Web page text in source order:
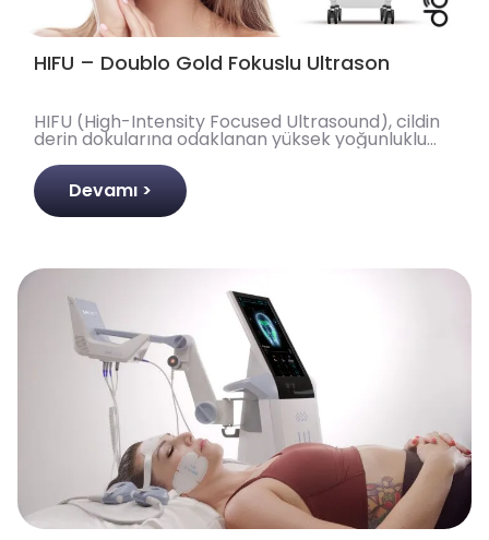
HIFU – Doublo Gold Fokuslu Ultrason
HIFU (High-Intensity Focused Ultrasound), cildin
derin dokularına odaklanan yüksek yoğunluklu
ultrason enerjisi ile kolajen üretimini artıran,
ameliya..
Devamı >